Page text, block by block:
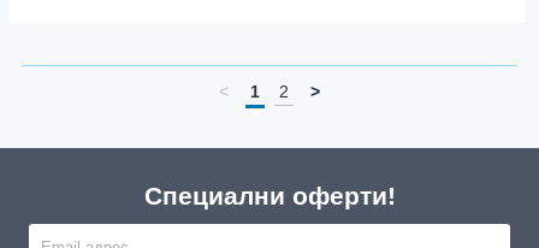
< 1 2 >
Специални оферти!